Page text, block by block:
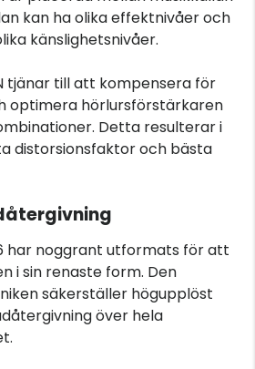
kan ha olika effektnivåer och
känslighetsnivåer.
tjänar till att kompensera för
optimera hörlursförstärkaren
Detta resulterar i
distorsionsfaktor och bästa
har noggrant utformats för att
i sin renaste form. Den
säkerställer högupplöst
över hela